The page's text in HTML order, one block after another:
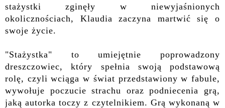
stażystki zginęły w niewyjaśnionych
okolicznościach, Klaudia zaczyna martwić się o
swoje życie.
"Stażystka" to umiejętnie poprowadzony
dreszczowiec, który spełnia swoją podstawową
rolę, czyli wciąga w świat przedstawiony w fabule,
wywołuje poczucie strachu oraz podniecenia grą,
jaką autorka toczy z czytelnikiem. Grą wykonaną w